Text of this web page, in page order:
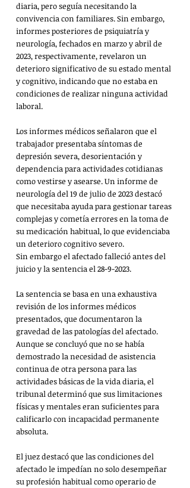
diaria, pero seguía necesitando la
convivencia con familiares. Sin embargo,
informes posteriores de psiquiatría y
neurología, fechados en marzo y abril de
2023, respectivamente, revelaron un
deterioro significativo de su estado mental
y cognitivo, indicando que no estaba en
condiciones de realizar ninguna actividad
laboral.
Los informes médicos señalaron que el
trabajador presentaba síntomas de
depresión severa, desorientación y
dependencia para actividades cotidianas
como vestirse y asearse. Un informe de
neurología del 19 de julio de 2023 destacó
que necesitaba ayuda para gestionar tareas
complejas y cometía errores en la toma de
su medicación habitual, lo que evidenciaba
un deterioro cognitivo severo.
Sin embargo el afectado falleció antes del
juicio y la sentencia el 28-9-2023.
La sentencia se basa en una exhaustiva
revisión de los informes médicos
presentados, que documentaron la
gravedad de las patologías del afectado.
Aunque se concluyó que no se había
demostrado la necesidad de asistencia
continua de otra persona para las
actividades básicas de la vida diaria, el
tribunal determinó que sus limitaciones
físicas y mentales eran suficientes para
calificarlo con incapacidad permanente
absoluta.
El juez destacó que las condiciones del
afectado le impedían no solo desempeñar
su profesión habitual como operario de